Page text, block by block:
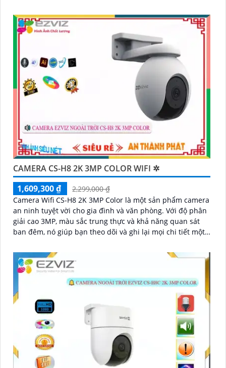
CAMERA CS-H8 2K 3MP COLOR WIFI ✲
1,609,300 ₫
2,299,000 ₫
Camera Wifi CS-H8 2K 3MP Color là một sản phẩm camera
an ninh tuyệt vời cho gia đình và văn phòng. Với độ phân
giải cao 3MP, màu sắc trung thực và khả năng quan sát
ban đêm, nó giúp bạn theo dõi và ghi lại mọi chi tiết một